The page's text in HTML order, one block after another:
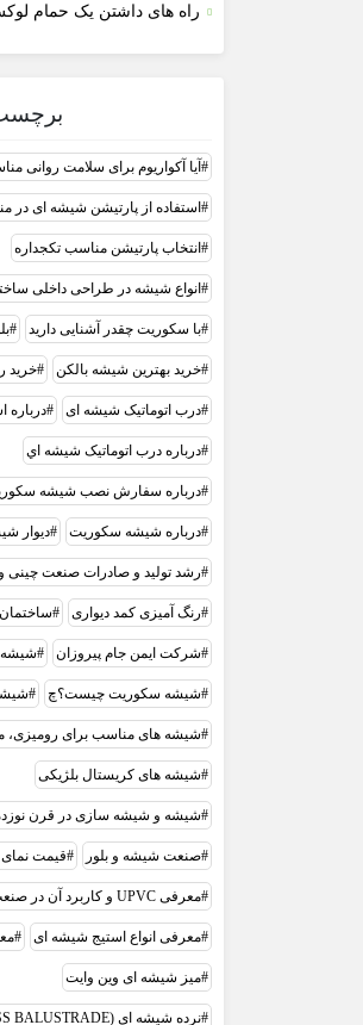
راه های داشتن یک حمام
آیا آکواریوم برای سلامت روانی
استفاده از پارتیشن شیشه ای در
انتخاب پارتیشن مناسب تکجداره
انواع شیشه در طراحی داخلی
با سکوریت چقدر آشنایی دارید
خريد بهترين شيشه بالکن خرید
درب اتوماتیک شیشه ای درباره
درباره درب اتوماتيک شيشه اي
درباره سفارش نصب شیشه
درباره شیشه سکوریت ديوار
رشد تولید و صادرات صنعت چینی
رنگ آمیزی کمد دیواری
شرکت ایمن جام پیروزان
شیشه سکوریت چیست؟چ
شیشه های مناسب برای رومیزی،
شیشه های کریستال بلژیکی
شیشه و شیشه سازی در قرن
صنعت شیشه و بلور قیمت نمای
معرفی UPVC و کاربرد آن در صنعت درب و پنجره
معرفی انواع استیج شیشه ای
میز شیشه ای وین وایت
نرده شیشه ای (GLASS BALUSTRADE) چیست؟